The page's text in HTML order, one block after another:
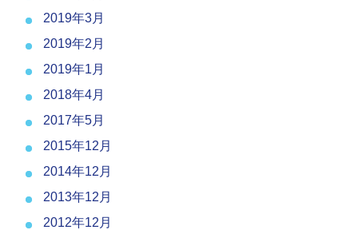
2019年3月
2019年2月
2019年1月
2018年4月
2017年5月
2015年12月
2014年12月
2013年12月
2012年12月